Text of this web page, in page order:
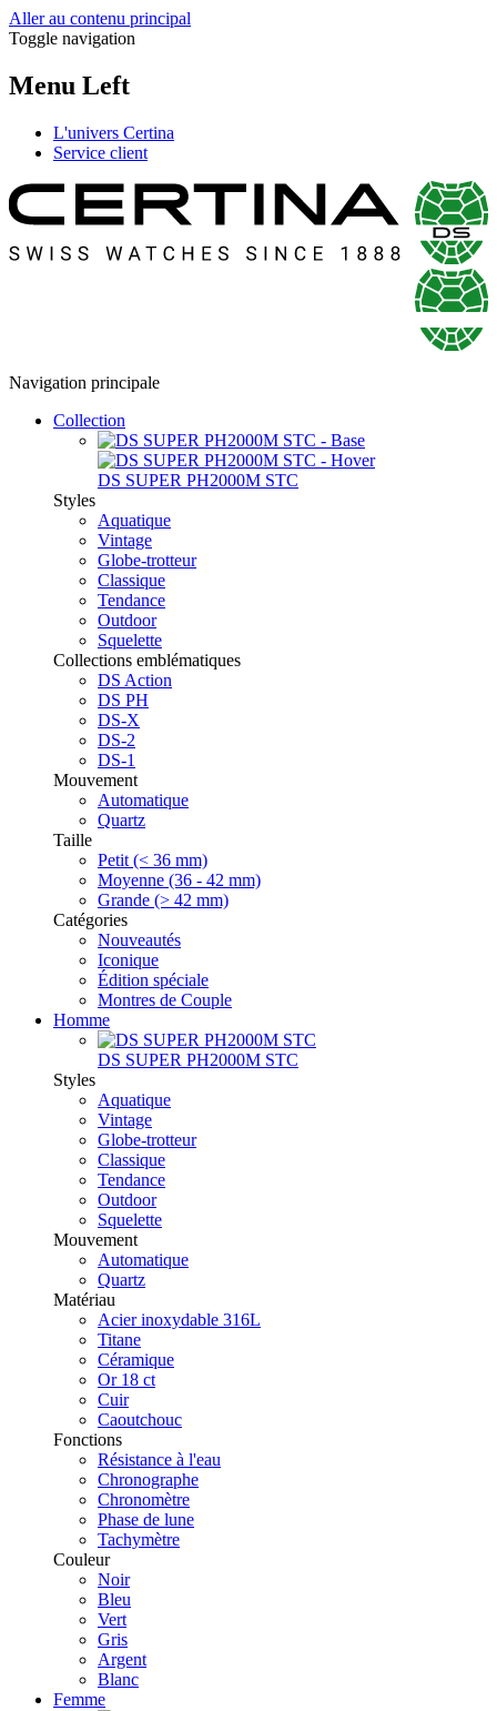
Aller au contenu principal
Toggle navigation
Menu Left
L'univers Certina
Service client
Navigation principale
Collection
DS SUPER PH2000M STC
Styles
Aquatique
Vintage
Globe-trotteur
Classique
Tendance
Outdoor
Squelette
Collections emblématiques
DS Action
DS PH
DS-X
DS-2
DS-1
Mouvement
Automatique
Quartz
Taille
Petit (< 36 mm)
Moyenne (36 - 42 mm)
Grande (> 42 mm)
Catégories
Nouveautés
Iconique
Édition spéciale
Montres de Couple
Homme
DS SUPER PH2000M STC
Styles
Aquatique
Vintage
Globe-trotteur
Classique
Tendance
Outdoor
Squelette
Mouvement
Automatique
Quartz
Matériau
Acier inoxydable 316L
Titane
Céramique
Or 18 ct
Cuir
Caoutchouc
Fonctions
Résistance à l'eau
Chronographe
Chronomètre
Phase de lune
Tachymètre
Couleur
Noir
Bleu
Vert
Gris
Argent
Blanc
Femme